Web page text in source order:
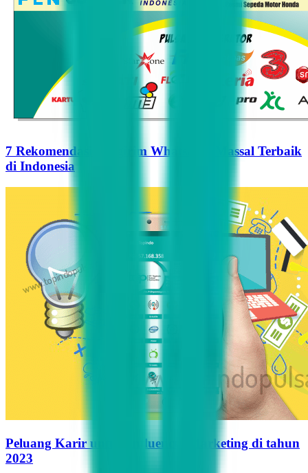
7 Rekomendasi Pengirim WhatsApp Massal Terbaik
di Indonesia
Peluang Karir untuk Influencer Marketing di tahun
2023